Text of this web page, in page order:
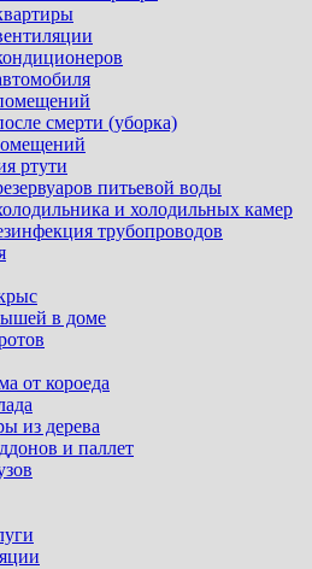
смерти (уборка)
ртути
питьевой воды
и холодильных камер
трубопроводов
в доме
от короеда
из дерева
и паллет